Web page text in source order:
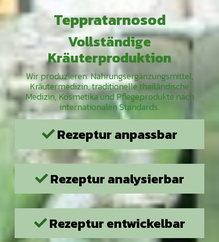
Teppratarnosod
Vollständige
Kräuterproduktion
Wir produzieren: Nahrungsergänzungsmittel,
Kräutermedizin, traditionelle thailändische
Medizin, Kosmetika und Pflegeprodukte nach
internationalen Standards.
Rezeptur anpassbar
Rezeptur analysierbar
Rezeptur entwickelbar